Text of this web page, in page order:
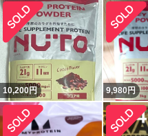
10,200円 9,980円